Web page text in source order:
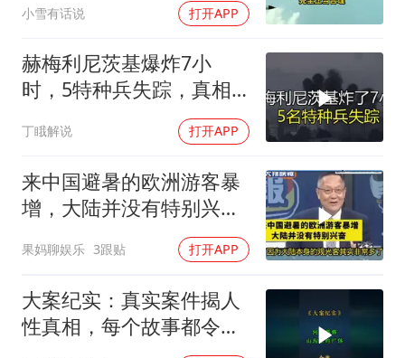
网传《披荆斩棘2026》名单
人民的健康、体质、幸福一脉相承
小雪有话说 打开APP
赫梅利尼茨基爆炸7小
时，5特种兵失踪，真相
丁睋解说 打开APP
来中国避暑的欧洲游客暴
增，大陆并没有特别兴
果妈聊娱乐 3跟贴 打开APP
大案纪实：真实案件揭人
性真相，每个故事都令人